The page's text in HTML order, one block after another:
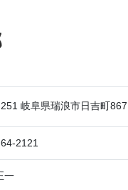
岐阜県瑞浪市日吉町
2121
一